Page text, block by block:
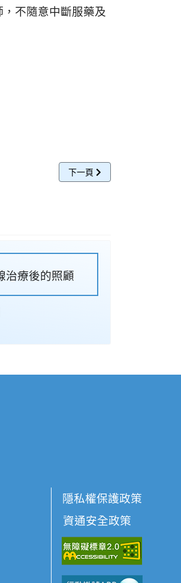
不隨意中斷服藥及
下一篇文章: 春暖花開時節，
下一頁
治療後的照顧
隱私權保護政策
資通安全政策